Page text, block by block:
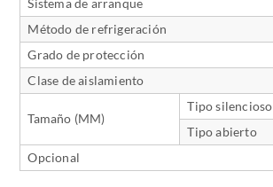
Método de refrigeración
Grado de protección
Clase de aislamiento
Tamaño (MM)
Tipo silencioso
Tipo abierto
Opcional